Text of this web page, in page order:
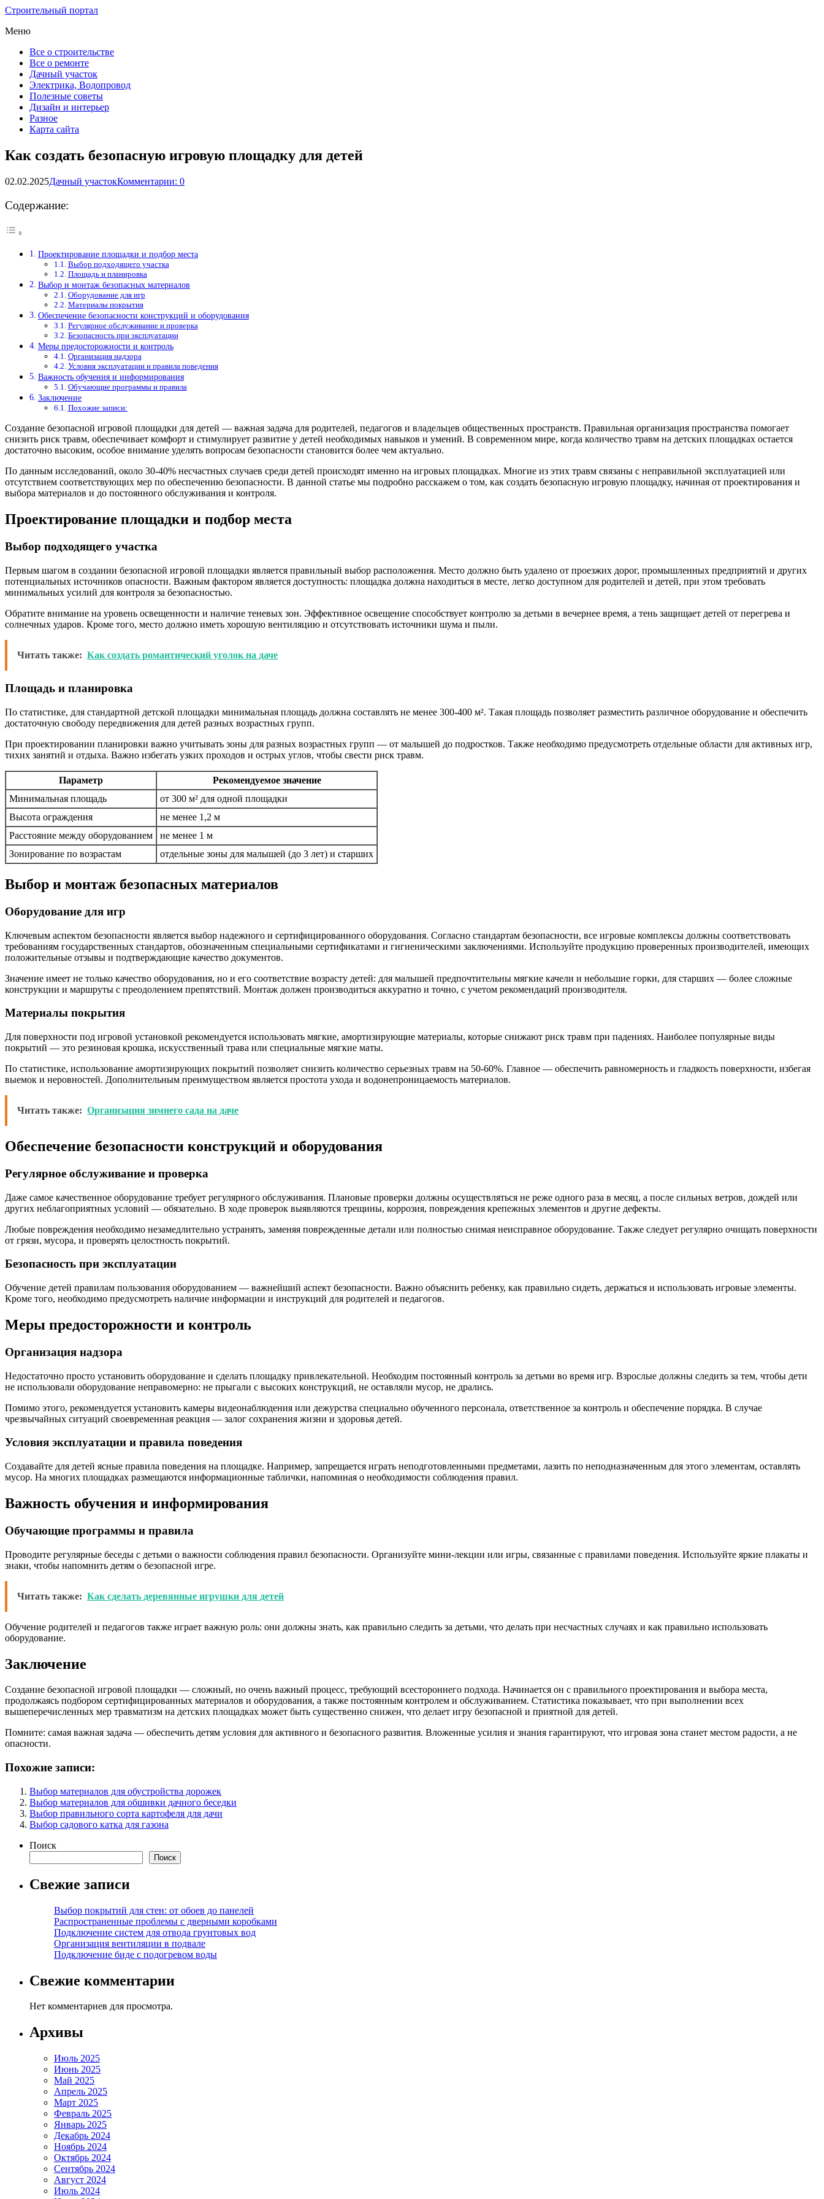
Строительный портал
Меню
Все о строительстве
Все о ремонте
Дачный участок
Электрика, Водопровод
Полезные советы
Дизайн и интерьер
Разное
Карта сайта
Как создать безопасную игровую площадку для детей
02.02.2025Дачный участокКомментарии: 0
Содержание:
Проектирование площадки и подбор места
Выбор подходящего участка
Площадь и планировка
Выбор и монтаж безопасных материалов
Оборудование для игр
Материалы покрытия
Обеспечение безопасности конструкций и оборудования
Регулярное обслуживание и проверка
Безопасность при эксплуатации
Меры предосторожности и контроль
Организация надзора
Условия эксплуатации и правила поведения
Важность обучения и информирования
Обучающие программы и правила
Заключение
Похожие записи:
Создание безопасной игровой площадки для детей — важная задача для родителей, педагогов и владельцев общественных пространств. Правильная организация пространства помогает
снизить риск травм, обеспечивает комфорт и стимулирует развитие у детей необходимых навыков и умений. В современном мире, когда количество травм на детских площадках остается
достаточно высоким, особое внимание уделять вопросам безопасности становится более чем актуально.
По данным исследований, около 30-40% несчастных случаев среди детей происходят именно на игровых площадках. Многие из этих травм связаны с неправильной эксплуатацией или
отсутствием соответствующих мер по обеспечению безопасности. В данной статье мы подробно расскажем о том, как создать безопасную игровую площадку, начиная от проектирования и
выбора материалов и до постоянного обслуживания и контроля.
Проектирование площадки и подбор места
Выбор подходящего участка
Первым шагом в создании безопасной игровой площадки является правильный выбор расположения. Место должно быть удалено от проезжих дорог, промышленных предприятий и других
потенциальных источников опасности. Важным фактором является доступность: площадка должна находиться в месте, легко доступном для родителей и детей, при этом требовать
минимальных усилий для контроля за безопасностью.
Обратите внимание на уровень освещенности и наличие теневых зон. Эффективное освещение способствует контролю за детьми в вечернее время, а тень защищает детей от перегрева и
солнечных ударов. Кроме того, место должно иметь хорошую вентиляцию и отсутствовать источники шума и пыли.
Читать также: Как создать романтический уголок на даче
Площадь и планировка
По статистике, для стандартной детской площадки минимальная площадь должна составлять не менее 300-400 м². Такая площадь позволяет разместить различное оборудование и обеспечить
достаточную свободу передвижения для детей разных возрастных групп.
При проектировании планировки важно учитывать зоны для разных возрастных групп — от малышей до подростков. Также необходимо предусмотреть отдельные области для активных игр,
тихих занятий и отдыха. Важно избегать узких проходов и острых углов, чтобы свести риск травм.
Параметр
Рекомендуемое значение
Минимальная площадь
от 300 м² для одной площадки
Высота ограждения
не менее 1,2 м
Расстояние между оборудованием
не менее 1 м
Зонирование по возрастам
отдельные зоны для малышей (до 3 лет) и старших
Выбор и монтаж безопасных материалов
Оборудование для игр
Ключевым аспектом безопасности является выбор надежного и сертифицированного оборудования. Согласно стандартам безопасности, все игровые комплексы должны соответствовать
требованиям государственных стандартов, обозначенным специальными сертификатами и гигиеническими заключениями. Используйте продукцию проверенных производителей, имеющих
положительные отзывы и подтверждающие качество документов.
Значение имеет не только качество оборудования, но и его соответствие возрасту детей: для малышей предпочтительны мягкие качели и небольшие горки, для старших — более сложные
конструкции и маршруты с преодолением препятствий. Монтаж должен производиться аккуратно и точно, с учетом рекомендаций производителя.
Материалы покрытия
Для поверхности под игровой установкой рекомендуется использовать мягкие, амортизирующие материалы, которые снижают риск травм при падениях. Наиболее популярные виды
покрытий — это резиновая крошка, искусственный трава или специальные мягкие маты.
По статистике, использование амортизирующих покрытий позволяет снизить количество серьезных травм на 50-60%. Главное — обеспечить равномерность и гладкость поверхности, избегая
выемок и неровностей. Дополнительным преимуществом является простота ухода и водонепроницаемость материалов.
Читать также: Организация зимнего сада на даче
Обеспечение безопасности конструкций и оборудования
Регулярное обслуживание и проверка
Даже самое качественное оборудование требует регулярного обслуживания. Плановые проверки должны осуществляться не реже одного раза в месяц, а после сильных ветров, дождей или
других неблагоприятных условий — обязательно. В ходе проверок выявляются трещины, коррозия, повреждения крепежных элементов и другие дефекты.
Любые повреждения необходимо незамедлительно устранять, заменяя поврежденные детали или полностью снимая неисправное оборудование. Также следует регулярно очищать поверхности
от грязи, мусора, и проверять целостность покрытий.
Безопасность при эксплуатации
Обучение детей правилам пользования оборудованием — важнейший аспект безопасности. Важно объяснить ребенку, как правильно сидеть, держаться и использовать игровые элементы.
Кроме того, необходимо предусмотреть наличие информации и инструкций для родителей и педагогов.
Меры предосторожности и контроль
Организация надзора
Недостаточно просто установить оборудование и сделать площадку привлекательной. Необходим постоянный контроль за детьми во время игр. Взрослые должны следить за тем, чтобы дети
не использовали оборудование неправомерно: не прыгали с высоких конструкций, не оставляли мусор, не дрались.
Помимо этого, рекомендуется установить камеры видеонаблюдения или дежурства специально обученного персонала, ответственное за контроль и обеспечение порядка. В случае
чрезвычайных ситуаций своевременная реакция — залог сохранения жизни и здоровья детей.
Условия эксплуатации и правила поведения
Создавайте для детей ясные правила поведения на площадке. Например, запрещается играть неподготовленными предметами, лазить по неподназначенным для этого элементам, оставлять
мусор. На многих площадках размещаются информационные таблички, напоминая о необходимости соблюдения правил.
Важность обучения и информирования
Обучающие программы и правила
Проводите регулярные беседы с детьми о важности соблюдения правил безопасности. Организуйте мини-лекции или игры, связанные с правилами поведения. Используйте яркие плакаты и
знаки, чтобы напомнить детям о безопасной игре.
Читать также: Как сделать деревянные игрушки для детей
Обучение родителей и педагогов также играет важную роль: они должны знать, как правильно следить за детьми, что делать при несчастных случаях и как правильно использовать
оборудование.
Заключение
Создание безопасной игровой площадки — сложный, но очень важный процесс, требующий всестороннего подхода. Начинается он с правильного проектирования и выбора места,
продолжаясь подбором сертифицированных материалов и оборудования, а также постоянным контролем и обслуживанием. Статистика показывает, что при выполнении всех
вышеперечисленных мер травматизм на детских площадках может быть существенно снижен, что делает игру безопасной и приятной для детей.
Помните: самая важная задача — обеспечить детям условия для активного и безопасного развития. Вложенные усилия и знания гарантируют, что игровая зона станет местом радости, а не
опасности.
Похожие записи:
Выбор материалов для обустройства дорожек
Выбор материалов для обшивки дачного беседки
Выбор правильного сорта картофеля для дачи
Выбор садового катка для газона
Поиск
Поиск
Свежие записи
Выбор покрытий для стен: от обоев до панелей
Распространенные проблемы с дверными коробками
Подключение систем для отвода грунтовых вод
Организация вентиляции в подвале
Подключение биде с подогревом воды
Свежие комментарии
Нет комментариев для просмотра.
Архивы
Июль 2025
Июнь 2025
Май 2025
Апрель 2025
Март 2025
Февраль 2025
Январь 2025
Декабрь 2024
Ноябрь 2024
Октябрь 2024
Сентябрь 2024
Август 2024
Июль 2024